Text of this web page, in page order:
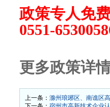
政策专人免
0551-
更多政策详
上一条： 滁州琅琊区、南谯区